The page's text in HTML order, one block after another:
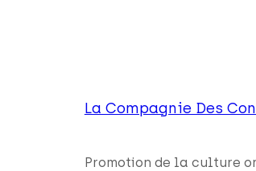
La Compagnie Des
Promotion de la culture